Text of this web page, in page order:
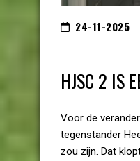
24-11-2025
HJSC 2 IS
Voor de
tegenstander
zou zijn. Dat